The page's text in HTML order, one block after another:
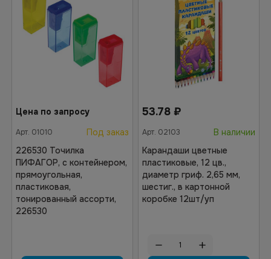
Цена по запросу
Арт. 01010
Под заказ
226530 Точилка
ПИФАГОР, с контейнером,
прямоугольная,
пластиковая,
тонированный ассорти,
226530
53.78 ₽
Арт. 02103
В наличии
Карандаши цветные
пластиковые, 12 цв.,
диаметр гриф. 2,65 мм,
шестиг., в картонной
коробке 12шт/уп